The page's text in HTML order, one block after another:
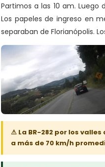
Partimos a las 10 am.
Los papeles de ingreso en
separaban de Florianópolis.
⚠ La BR-282 por los
a más de 70 km/h